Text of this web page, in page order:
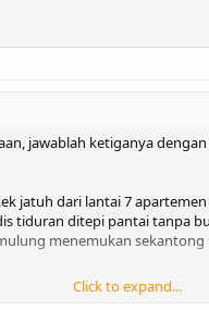
jawablah ketiganya
jatuh dari lantai 7 apartemen
tiduran ditepi pantai tanpa
menemukan sekantong
benar pertama akan
Click to expand...